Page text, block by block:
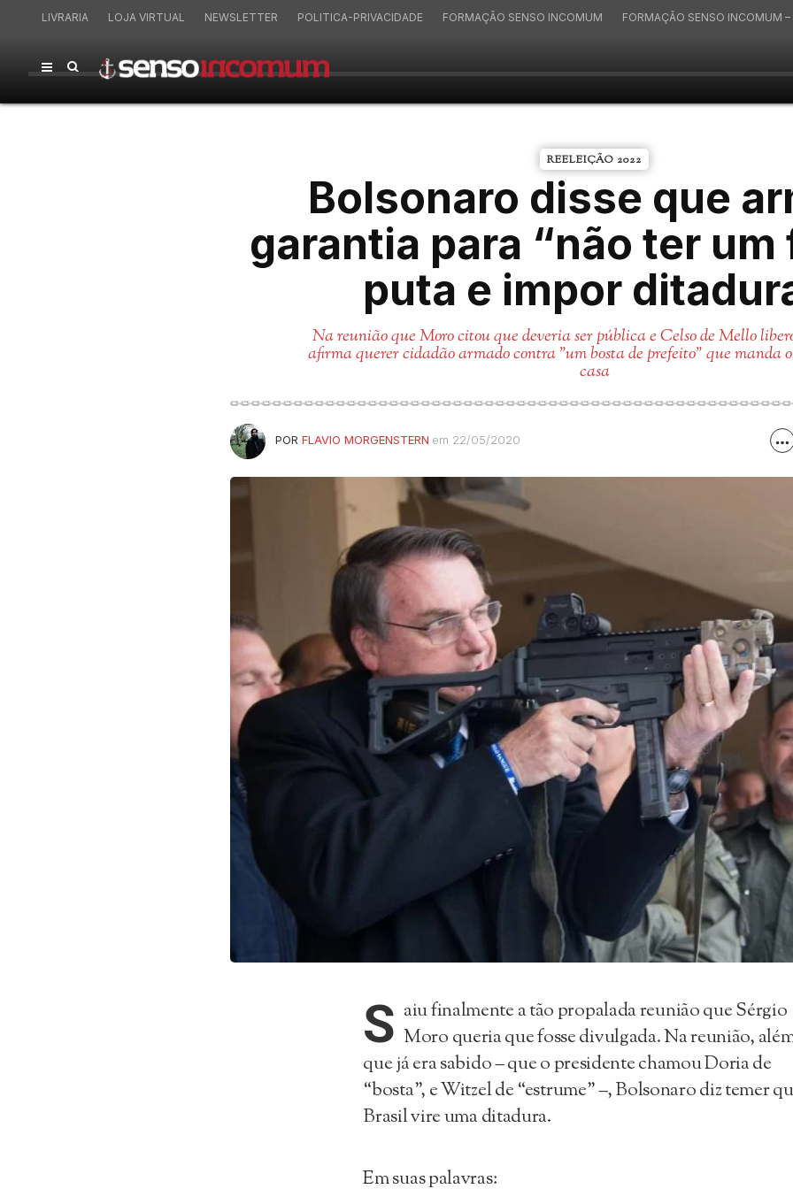
LIVRARIA LOJA VIRTUAL NEWSLETTER POLITICA-PRIVACIDADE FORMAÇÃO SENSO INCOMUM FORMAÇÃO SENSO INCOMUM –
REELEIÇÃO 2022
Bolsonaro disse que
garantia para “não ter um
puta e impor
Na reunião que Moro citou que deveria ser pública e Celso de Mello
afirma querer cidadão armado contra "um bosta de prefeito" que manda
casa
PORFLAVIO MORGENSTERN em 22/05/2020
S aiu finalmente a tão propalada reunião que Sérgio
Moro queria que fosse divulgada. Na reunião,
que já era sabido – que o presidente chamou Doria de
“bosta”, e Witzel de “estrume” –, Bolsonaro diz temer
Brasil vire uma ditadura.
Em suas palavras: